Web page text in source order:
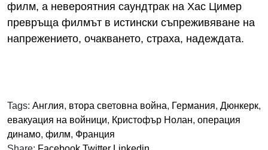
филм, а невероятния саундтрак на Хас Цимер
превръща филмът в истински съпреживяване на
напрежението, очакването, страха, надеждата.
Tags: Англия, втора световна война, Германия, Дюнкерк,
евакуация на войници, Кристофър Нолан, операция
динамо, филм, Франция